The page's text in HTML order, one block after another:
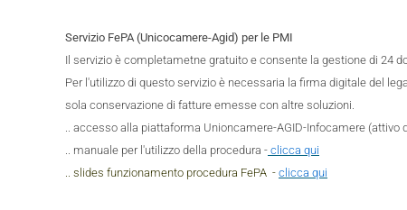
Servizio FePA (Unicocamere-Agid) per le PMI
Il servizio è completametne gratuito e consente la gestione di 24
Per l'utilizzo di questo servizio è necessaria la firma digitale del
sola conservazione di fatture emesse con altre soluzioni.
.. accesso alla piattaforma Unioncamere-AGID-Infocamere (attivo
.. manuale per l'utilizzo della procedura - clicca qui
.. slides funzionamento procedura FePA - clicca qui